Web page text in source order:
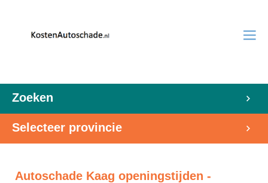
Zoeken
Selecteer provincie
Autoschade Kaag openingstijden -